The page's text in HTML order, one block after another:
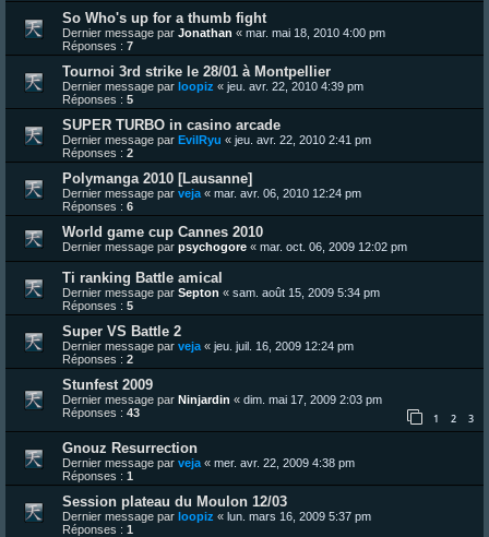
So Who's up for a thumb fight
Dernier message par Jonathan « mar. mai 18, 2010 4:00 pm
Réponses : 7
Tournoi 3rd strike le 28/01 à Montpellier
Dernier message par loopiz « jeu. avr. 22, 2010 4:39 pm
Réponses : 5
SUPER TURBO in casino arcade
Dernier message par EvilRyu « jeu. avr. 22, 2010 2:41 pm
Réponses : 2
Polymanga 2010 [Lausanne]
Dernier message par veja « mar. avr. 06, 2010 12:24 pm
Réponses : 6
World game cup Cannes 2010
Dernier message par psychogore « mar. oct. 06, 2009 12:02 pm
Ti ranking Battle amical
Dernier message par Septon « sam. août 15, 2009 5:34 pm
Réponses : 5
Super VS Battle 2
Dernier message par veja « jeu. juil. 16, 2009 12:24 pm
Réponses : 2
Stunfest 2009
Dernier message par Ninjardin « dim. mai 17, 2009 2:03 pm
Réponses : 43 1 2 3
Gnouz Resurrection
Dernier message par veja« mer. avr. 22, 2009 4:38 pm
Réponses : 1
Session plateau du Moulon 12/03
Dernier message par loopiz « lun. mars 16, 2009 5:37 pm
Réponses : 1